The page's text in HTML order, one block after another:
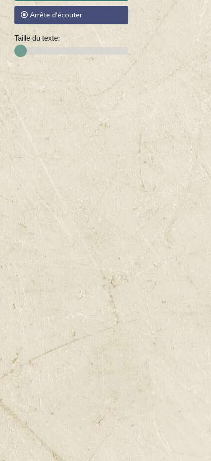
maisons alentour où vivent encore
des milliers de familles.
Arrête d'écouter
Taille du texte: